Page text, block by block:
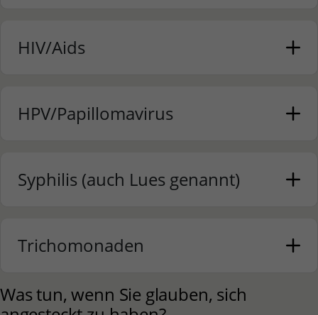
HIV/Aids
HPV/Papillomavirus
Syphilis (auch Lues genannt)
Trichomonaden
Was tun, wenn Sie glauben, sich